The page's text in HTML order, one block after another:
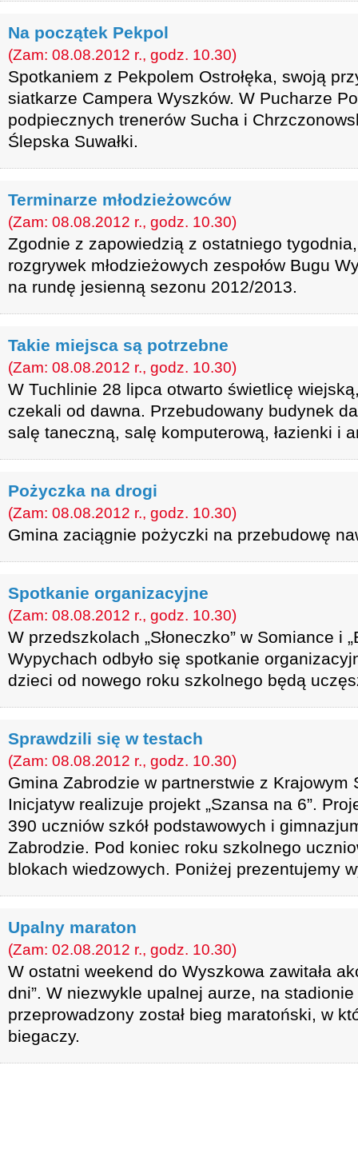
Na początek Pekpol
(Zam: 08.08.2012 r., godz. 10.30)
Spotkaniem z Pekpolem Ostrołęka, swoją
siatkarze Campera Wyszków. W Pucharze
podpiecznych trenerów Sucha i
Ślepska Suwałki.
Terminarze młodzieżowców
(Zam: 08.08.2012 r., godz. 10.30)
Zgodnie z zapowiedzią z ostatniego
rozgrywek młodzieżowych zespołów Bugu
na rundę jesienną sezonu 2012/2013.
Takie miejsca są potrzebne
(Zam: 08.08.2012 r., godz. 10.30)
W Tuchlinie 28 lipca otwarto świetlicę
czekali od dawna. Przebudowany budynek
salę taneczną, salę komputerową, łazienki i
Pożyczka na drogi
(Zam: 08.08.2012 r., godz. 10.30)
Gmina zaciągnie pożyczki na przebudowę
Spotkanie organizacyjne
(Zam: 08.08.2012 r., godz. 10.30)
W przedszkolach „Słoneczko” w Somiance i
Wypychach odbyło się spotkanie
dzieci od nowego roku szkolnego będą
Sprawdzili się w testach
(Zam: 08.08.2012 r., godz. 10.30)
Gmina Zabrodzie w partnerstwie z Krajowym
Inicjatyw realizuje projekt „Szansa na 6”.
390 uczniów szkół podstawowych i
Zabrodzie. Pod koniec roku szkolnego
blokach wiedzowych. Poniżej prezentujemy
Upalny maraton
(Zam: 02.08.2012 r., godz. 10.30)
W ostatni weekend do Wyszkowa zawitała
dni”. W niezwykle upalnej aurze, na stadionie
przeprowadzony został bieg maratoński, w
biegaczy.